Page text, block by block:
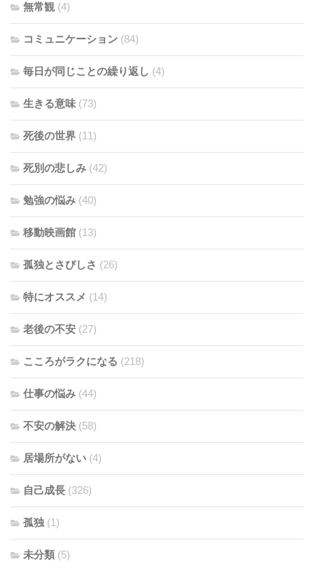
無常観 (4)
コミュニケーション (84)
毎日が同じことの繰り返し (4)
生きる意味 (73)
死後の世界 (11)
死別の悲しみ (42)
勉強の悩み (40)
移動映画館 (13)
孤独とさびしさ (26)
特にオススメ (14)
老後の不安 (27)
こころがラクになる (218)
仕事の悩み (44)
不安の解決 (58)
居場所がない (4)
自己成長 (326)
孤独 (1)
未分類 (5)